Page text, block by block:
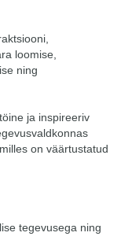
loomise,
ning
ja inspireeriv
on väärtustatud
tegevusega ning